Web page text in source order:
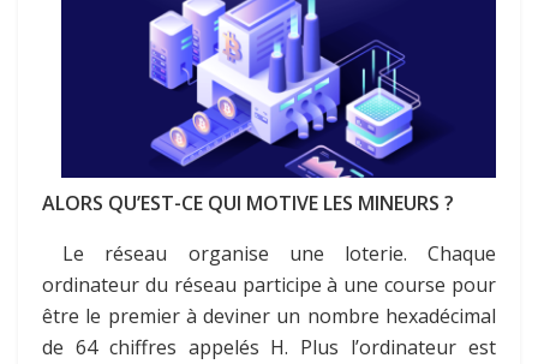
ALORS QU’EST-CE QUI MOTIVE LES MINEURS ?
Le réseau organise une loterie. Chaque
ordinateur du réseau participe à une course pour
être le premier à deviner un nombre hexadécimal
de 64 chiffres appelés H. Plus l’ordinateur est